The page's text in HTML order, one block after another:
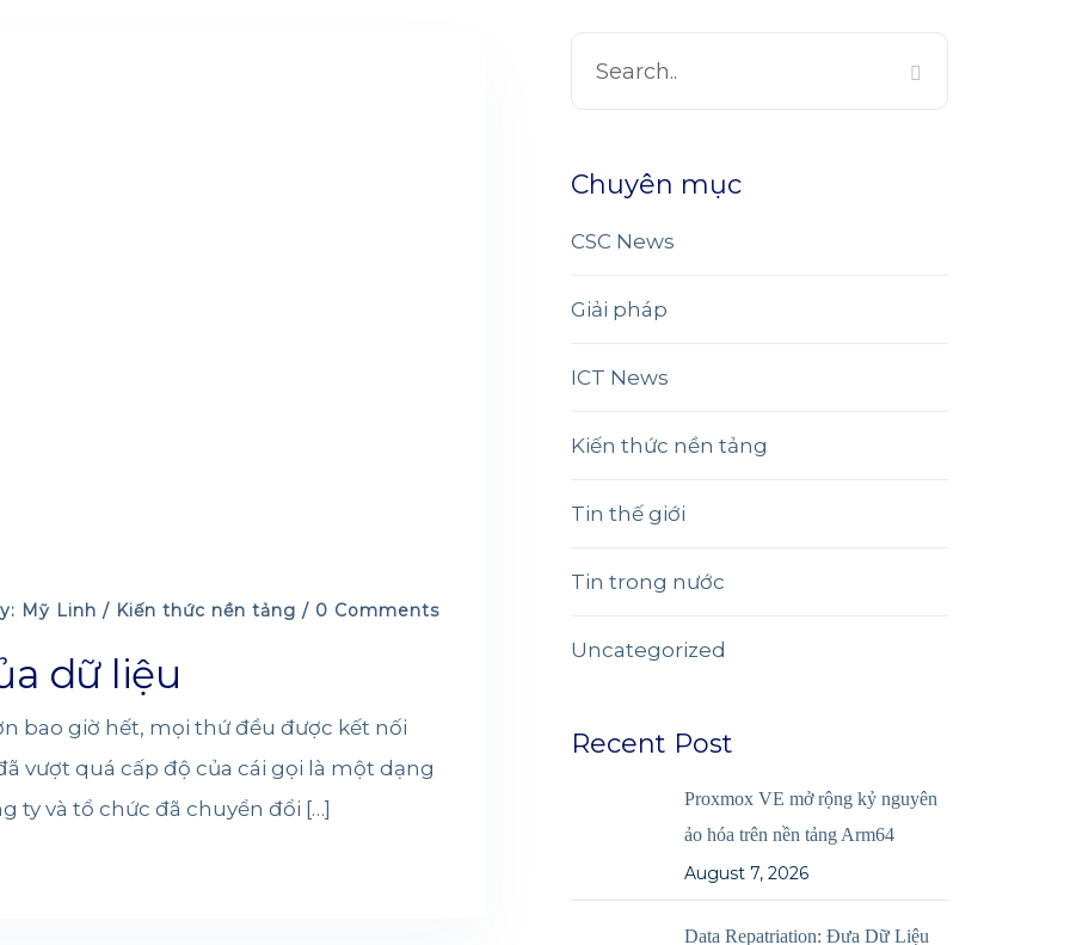
Mỹ Linh / Kiến thức nền tảng / 0 Comments
dữ liệu
bao giờ hết, mọi thứ đều được kết nối
vượt quá cấp độ của cái gọi là một dạng
ty và tổ chức đã chuyển đổi […]
Chuyên mục
CSC News
Giải pháp
ICT News
Kiến thức nền tảng
Tin thế giới
Tin trong nước
Uncategorized
Recent Post
Proxmox VE mở rộng kỷ nguyên
ảo hóa trên nền tảng Arm64
August 7, 2026
Data Repatriation: Đưa Dữ Liệu